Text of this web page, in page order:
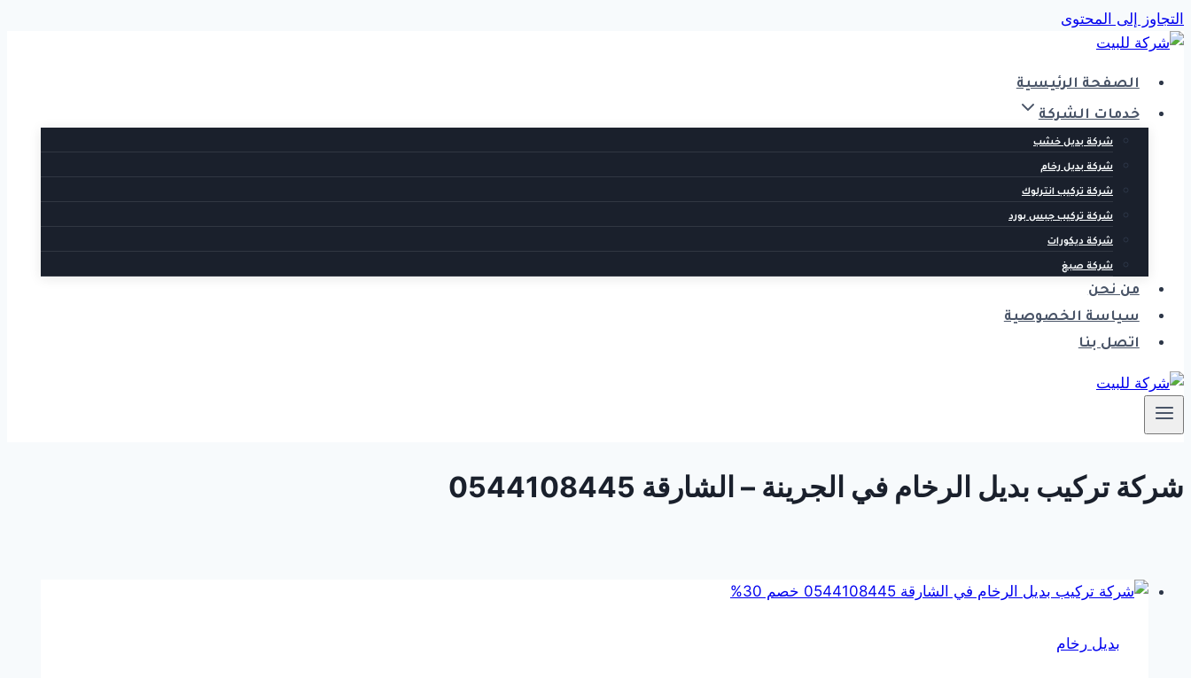
التجاوز إلى المحتوى
الصفحة الرئيسية
خدمات الشركة
شركة بديل خشب
شركة بديل رخام
شركة تركيب انترلوك
شركة تركيب جبس بورد
شركة ديكورات
شركة صبغ
من نحن
سياسة الخصوصية
اتصل بنا
شركة تركيب بديل الرخام في الجرينة – الشارقة 0544108445
بديل رخام